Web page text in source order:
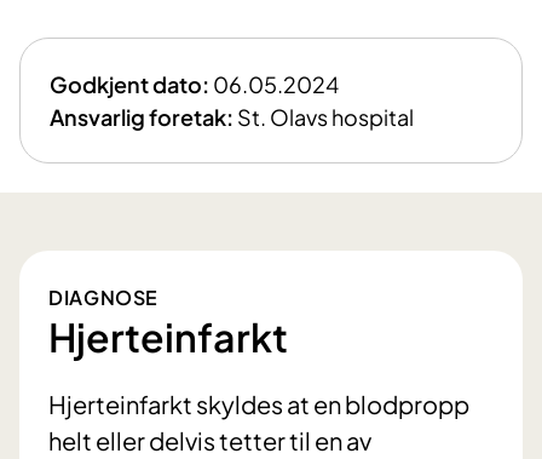
Godkjent dato: 06.05.2024
Ansvarlig foretak: St. Olavs hospital
DIAGNOSE
Hjerteinfarkt
Hjerteinfarkt skyldes at en blodpropp
helt eller delvis tetter til en av